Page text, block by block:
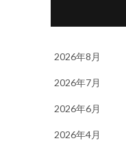
2026年8月
2026年7月
2026年6月
2026年4月